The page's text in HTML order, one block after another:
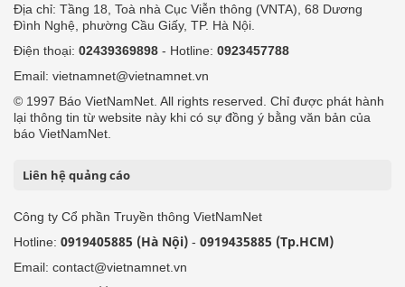
Địa chỉ: Tầng 18, Toà nhà Cục Viễn thông (VNTA), 68 Dương
Đình Nghệ, phường Cầu Giấy, TP. Hà Nội.
Điện thoại: 02439369898 - Hotline: 0923457788
Email: vietnamnet@vietnamnet.vn
© 1997 Báo VietNamNet. All rights reserved. Chỉ được phát hành
lại thông tin từ website này khi có sự đồng ý bằng văn bản của
báo VietNamNet.
Liên hệ quảng cáo
Công ty Cổ phần Truyền thông VietNamNet
Hotline: 0919405885 (Hà Nội) - 0919435885 (Tp.HCM)
Email: contact@vietnamnet.vn